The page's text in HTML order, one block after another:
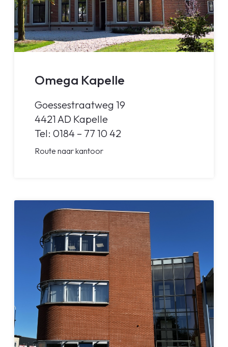
Omega Kapelle
Goessestraatweg 19
4421 AD Kapelle
Tel: 0184 – 77 10 42
Route naar kantoor